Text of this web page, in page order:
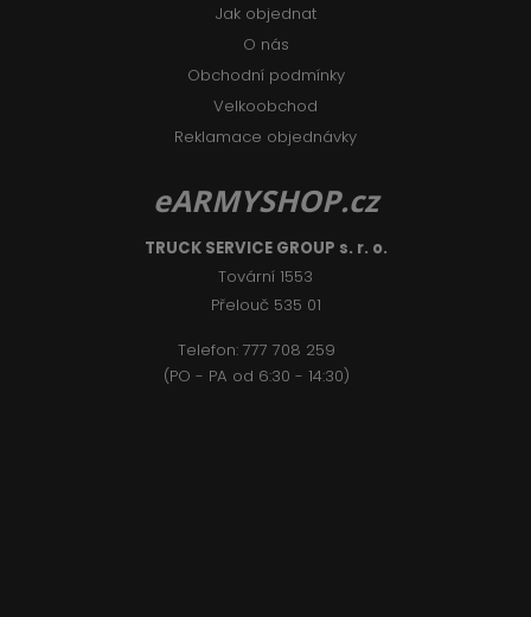
Jak objednat
O nás
Obchodní podmínky
Velkoobchod
Reklamace objednávky
eARMYSHOP.cz
TRUCK SERVICE GROUP s. r. o.
Tovární 1553
Přelouč 535 01
Telefon: 777 708 259
(PO - PA od 6:30 - 14:30)